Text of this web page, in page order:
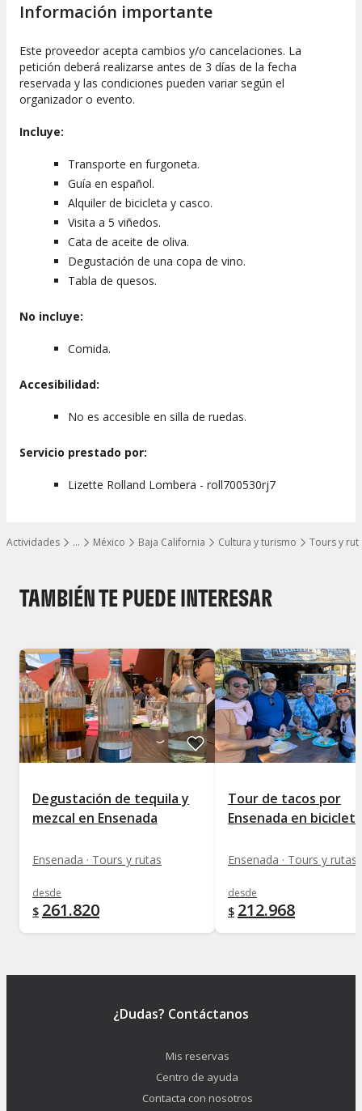
…
Mostrar todos los niveles
Actividades México Baja California Cultura y turismo Tours y
Información importante
Este proveedor acepta cambios y/o cancelaciones. La
petición deberá realizarse antes de 3 días de la fecha
reservada y las condiciones pueden variar según el
organizador o evento.
Incluye:
Transporte en furgoneta.
Guía en español.
Alquiler de bicicleta y casco.
Visita a 5 viñedos.
Cata de aceite de oliva.
Degustación de una copa de vino.
Tabla de quesos.
No incluye:
Comida.
Accesibilidad:
No es accesible en silla de ruedas.
Servicio prestado por:
Lizette Rolland Lombera - roll700530rj7
TAMBIÉN TE PUEDE INTERESAR
Degustación de tequila y
mezcal en Ensenada
Ensenada · Tours y rutas
desde
$ 261.820
Tour de tacos por
Ensenada en bicicleta
Ensenada · Tours y rutas
desde
$ 212.968
¿Dudas? Contáctanos
Mis reservas
Centro de ayuda
Contacta con nosotros